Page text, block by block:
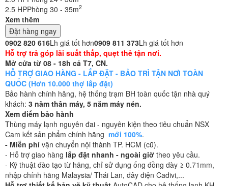
2.5 HPPhòng 30 - 35m2
Xem thêm
Đặt hàng ngay
0902 820 616Lh giá tốt hơn0909 811 373Lh giá tốt hơn
Hỗ trợ trả góp lãi suất thấp, quẹt thẻ tận nơi.
Mở cửa từ 08 - 18h cả T7, CN.
HỖ TRỢ GIAO HÀNG - LẮP ĐẶT - BẢO TRÌ TẬN NƠI TOÀN
QUỐC (Hơn 10.000 thợ lắp đặt)
Bảo hành chính hãng, hệ thống trạm BH toàn quốc tận nhà quý
khách: 3 năm thân máy, 5 năm máy nén.
Xem điểm bảo hành
Thùng máy lạnh nguyên đai - nguyên kiện theo tiêu chuẩn NSX
Cam kết sản phẩm chính hãng mới 100%.
- Miễn phí vận chuyển nội thành TP. HCM (cũ).
- Hỗ trợ giao hàng lắp đặt nhanh - ngoài giờ theo yêu cầu.
- Kỹ thuật đào tạo từ hãng, chỉ sử dụng ống đồng dày ≥ 0.71mm,
nhập chính hãng Malaysia/ Thái Lan, dây điện Cadivi,...